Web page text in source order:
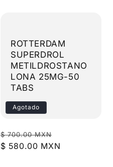
ROTTERDAM
SUPERDROL
METILDROSTANO
LONA 25MG-50
TABS
Agotado
Precio
habitual
$ 700.00 MXN
de
$ 580.00 MXN